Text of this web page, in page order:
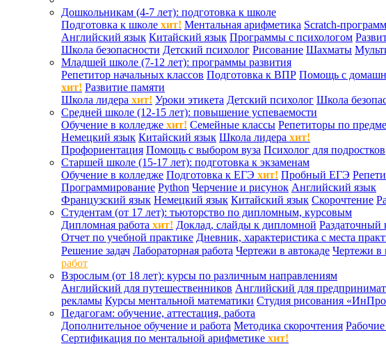
Дошкольникам (4-7 лет): подготовка к школе
Подготовка к школе хит! Ментальная арифметика Scratch-
Английский язык Китайский язык Программы с психологом
Школа безопасности Детский психолог Рисование Шахматы
Младшей школе (7-12 лет): программы развития
Репетитор начальных классов Подготовка к ВПР Помощь с
хит! Развитие памяти
Школа лидера хит! Уроки этикета Детский психолог Школа
Средней школе (12-15 лет): повышение успеваемости
Обучение в колледже хит! Семейные классы Репетиторы по
Немецкий язык Китайский язык Школа лидера хит!
Профориентация Помощь с выбором вуза Психолог для подростков
Старшей школе (15-17 лет): подготовка к экзаменам
Обучение в колледже Подготовка к ЕГЭ хит! Пробный ЕГЭ
Программирование Python Черчение и рисунок Английский язык
Французский язык Немецкий язык Китайский язык Скорочтение
Студентам (от 17 лет): тьюторство по дипломным, курсовым
Дипломная работа хит! Доклад, слайды к дипломной Раздаточный
Отчет по учебной практике Дневник, характеристика с места
Решение задач Лабораторная работа Чертежи в автокаде Чертежи в
работ
Взрослым (от 18 лет): курсы по различным направлениям
Английский для путешественников Английский для
рекламы Курсы ментальной математики Студия рисования
Педагогам: обучение, аттестация, работа
Дополнительное обучение и работа Методика скорочтения
Сертификация по ментальной арифметике хит!